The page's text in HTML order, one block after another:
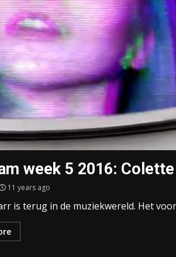
week 5 2016:
11 years ago
is terug in de muziekwereld. Het